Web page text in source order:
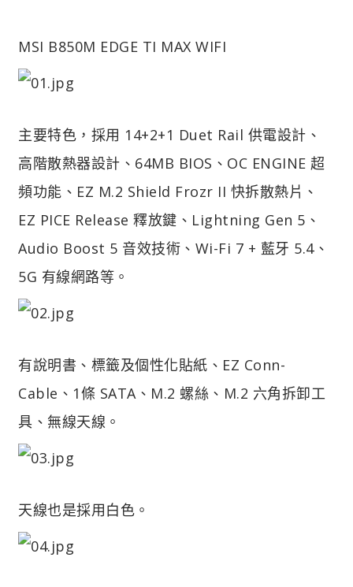
MSI B850M EDGE TI MAX WIFI
主要特色，採用 14+2+1 Duet Rail 供電設計、
高階散熱器設計、64MB BIOS、OC ENGINE 超
頻功能、EZ M.2 Shield Frozr II 快拆散熱片、
EZ PICE Release 釋放鍵、Lightning Gen 5、
Audio Boost 5 音效技術、Wi-Fi 7 + 藍牙 5.4、
5G 有線網路等。
有說明書、標籤及個性化貼紙、EZ Conn-
Cable、1條 SATA、M.2 螺絲、M.2 六角拆卸工
具、無線天線。
天線也是採用白色。